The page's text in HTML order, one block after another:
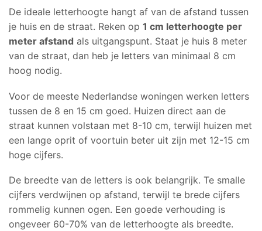
De ideale letterhoogte hangt af van de afstand tussen
je huis en de straat. Reken op 1 cm letterhoogte per
meter afstand als uitgangspunt. Staat je huis 8 meter
van de straat, dan heb je letters van minimaal 8 cm
hoog nodig.
Voor de meeste Nederlandse woningen werken letters
tussen de 8 en 15 cm goed. Huizen direct aan de
straat kunnen volstaan met 8-10 cm, terwijl huizen met
een lange oprit of voortuin beter uit zijn met 12-15 cm
hoge cijfers.
De breedte van de letters is ook belangrijk. Te smalle
cijfers verdwijnen op afstand, terwijl te brede cijfers
rommelig kunnen ogen. Een goede verhouding is
ongeveer 60-70% van de letterhoogte als breedte.